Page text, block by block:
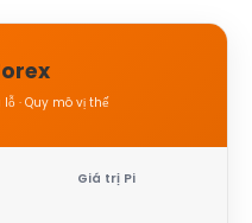
· Quy mô vị thế
Giá trị Pi